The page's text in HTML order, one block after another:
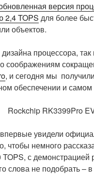
версия
2,4 TOPS для более
объектов.
процессора,
соображениям
, и сегодня мы
обеспечении и самом
Rockchip RK3399Pro
увидели
чтобы немного
с
слова не подобрать –